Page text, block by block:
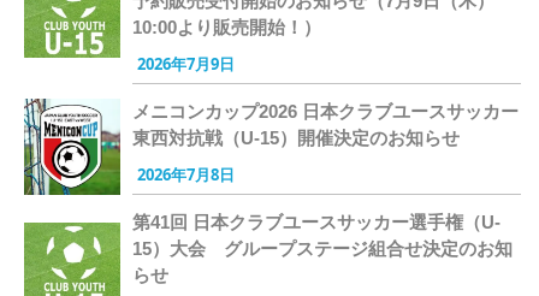
10:00より販売開始！）
2026年7月9日
メニコンカップ2026 日本クラブユースサッカー
東西対抗戦（U-15）開催決定のお知らせ
2026年7月8日
第41回 日本クラブユースサッカー選手権（U-
15）大会 グループステージ組合せ決定のお知
らせ